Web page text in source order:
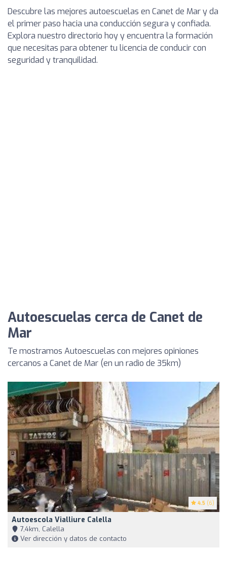
Descubre las mejores autoescuelas en Canet de Mar y da
el primer paso hacia una conducción segura y confiada.
Explora nuestro directorio hoy y encuentra la formación
que necesitas para obtener tu licencia de conducir con
seguridad y tranquilidad.
Autoescuelas cerca de Canet de
Mar
Te mostramos Autoescuelas con mejores opiniones
cercanos a Canet de Mar (en un radio de 35km)
4.5 (6)
Autoescola Vialliure Calella
7,4km, Calella
Ver dirección y datos de contacto